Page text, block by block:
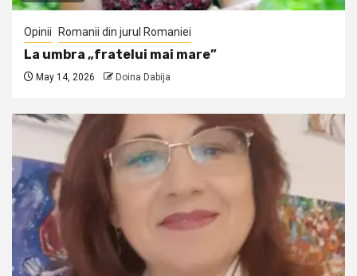
Opinii Romanii din jurul Romaniei
La umbra „fratelui mai mare”
May 14, 2026 Doina Dabija